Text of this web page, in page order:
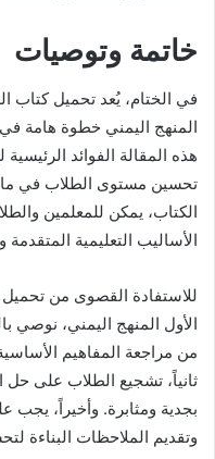
خاتمة وتوصيات
في الختام، يُعد تحميل كتاب
المنهج اليمني خطوة هامة في
هذه المقالة الفوائد
تحسين مستوى الطلاب في
الكتاب، يمكن للمعلمين
الأساليب التعليمية
للاستفادة القصوى من
الأول المنهج اليمني، نوصي
من مراجعة المفاهيم
ثانياً، تشجيع الطلاب على حل
بجدية ومثابرة. وأخيراً، يجب
وتقديم الملاحظات البناءة